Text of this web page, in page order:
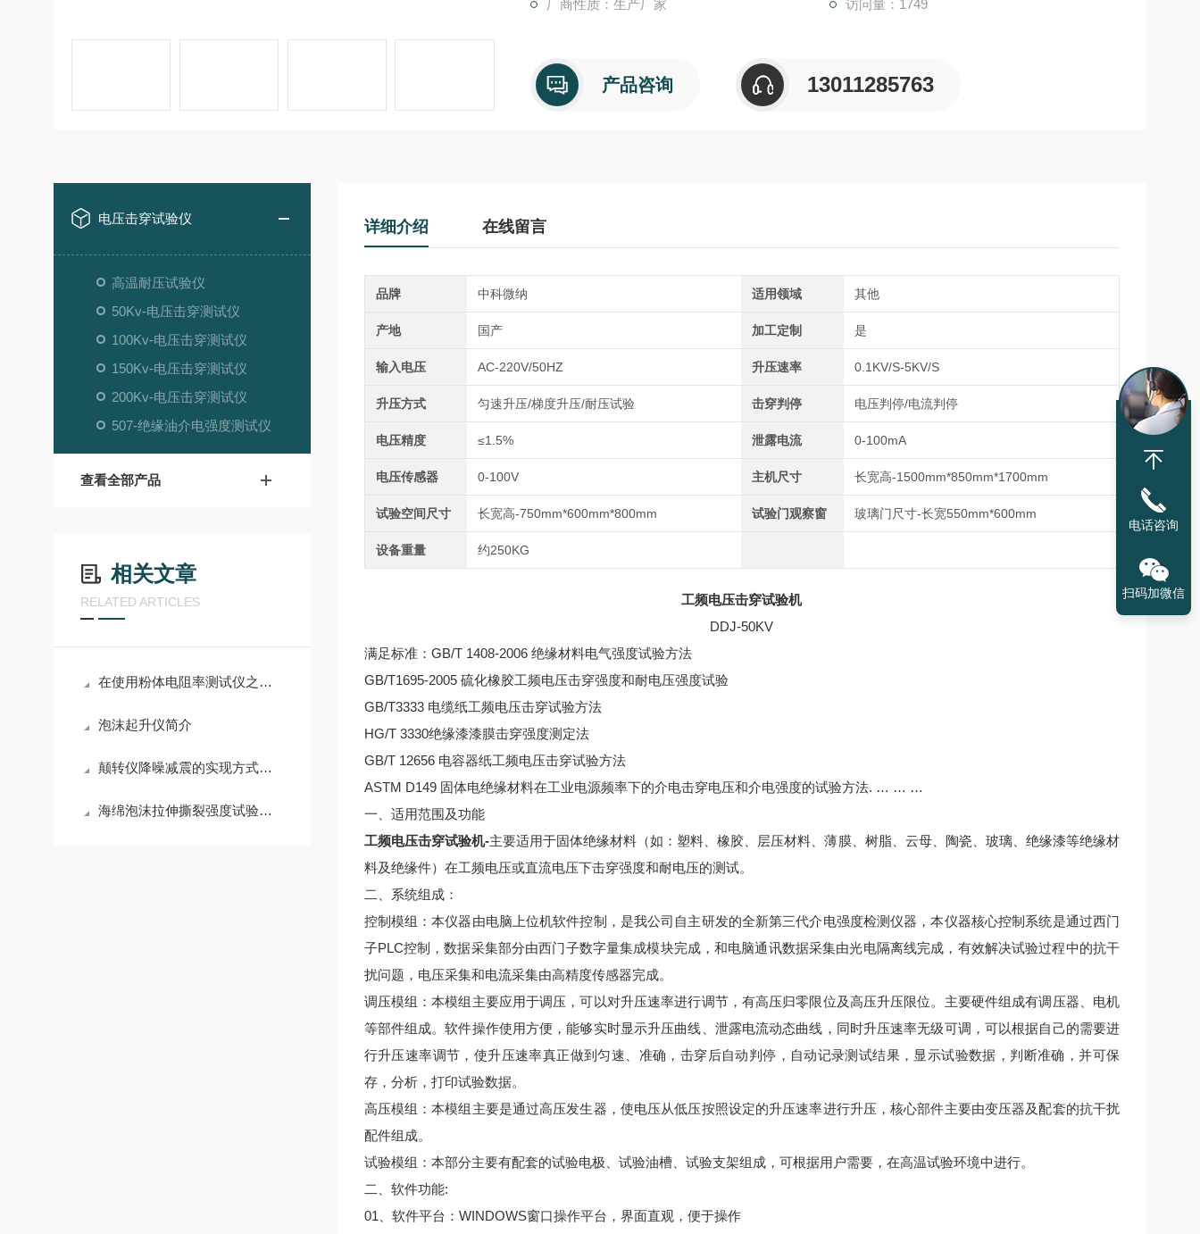
厂商性质：生产厂家 访问量：1749
产品咨询 13011285763
电压击穿试验仪
高温耐压试验仪
50Kv-电压击穿测试仪
100Kv-电压击穿测试仪
150Kv-电压击穿测试仪
200Kv-电压击穿测试仪
507-绝缘油介电强度测试仪
查看全部产品
相关文章
RELATED ARTICLES
在使用粉体电阻率测试仪之前需要了解什么？
泡沫起升仪简介
颠转仪降噪减震的实现方式：多种材料和技术综合运用
海绵泡沫拉伸撕裂强度试验机简介
详细介绍 在线留言
品牌 中科微纳 适用领域 其他
产地 国产 加工定制 是
输入电压 AC-220V/50HZ 升压速率 0.1KV/S-5KV/S
升压方式 匀速升压/梯度升压/耐压试验 击穿判停 电压判停/电流判停
电压精度 ≤1.5% 泄露电流 0-100mA
电压传感器 0-100V 主机尺寸 长宽高-1500mm*850mm*1700mm
试验空间尺寸 长宽高-750mm*600mm*800mm 试验门观察窗 玻璃门尺寸-长宽550mm*600mm
设备重量 约250KG
工频电压击穿试验机
DDJ-50KV
满足标准：GB/T 1408-2006 绝缘材料电气强度试验方法
GB/T1695-2005 硫化橡胶工频电压击穿强度和耐电压强度试验
GB/T3333 电缆纸工频电压击穿试验方法
HG/T 3330绝缘漆漆膜击穿强度测定法
GB/T 12656 电容器纸工频电压击穿试验方法
ASTM D149 固体电绝缘材料在工业电源频率下的介电击穿电压和介电强度的试验方法. … … …
一、适用范围及功能
工频电压击穿试验机-主要适用于固体绝缘材料（如：塑料、橡胶、层压材料、薄膜、树脂、云母、陶瓷、玻璃、绝缘漆等绝缘材
料及绝缘件）在工频电压或直流电压下击穿强度和耐电压的测试。
二、系统组成：
控制模组：本仪器由电脑上位机软件控制，是我公司自主研发的全新第三代介电强度检测仪器，本仪器核心控制系统是通过西门
子PLC控制，数据采集部分由西门子数字量集成模块完成，和电脑通讯数据采集由光电隔离线完成，有效解决试验过程中的抗干
扰问题，电压采集和电流采集由高精度传感器完成。
调压模组：本模组主要应用于调压，可以对升压速率进行调节，有高压归零限位及高压升压限位。主要硬件组成有调压器、电机
等部件组成。软件操作使用方便，能够实时显示升压曲线、泄露电流动态曲线，同时升压速率无级可调，可以根据自己的需要进
行升压速率调节，使升压速率真正做到匀速、准确，击穿后自动判停，自动记录测试结果，显示试验数据，判断准确，并可保
存，分析，打印试验数据。
高压模组：本模组主要是通过高压发生器，使电压从低压按照设定的升压速率进行升压，核心部件主要由变压器及配套的抗干扰
配件组成。
试验模组：本部分主要有配套的试验电极、试验油槽、试验支架组成，可根据用户需要，在高温试验环境中进行。
二、软件功能:
01、软件平台：WINDOWS窗口操作平台，界面直观，便于操作
电话咨询
扫码加微信